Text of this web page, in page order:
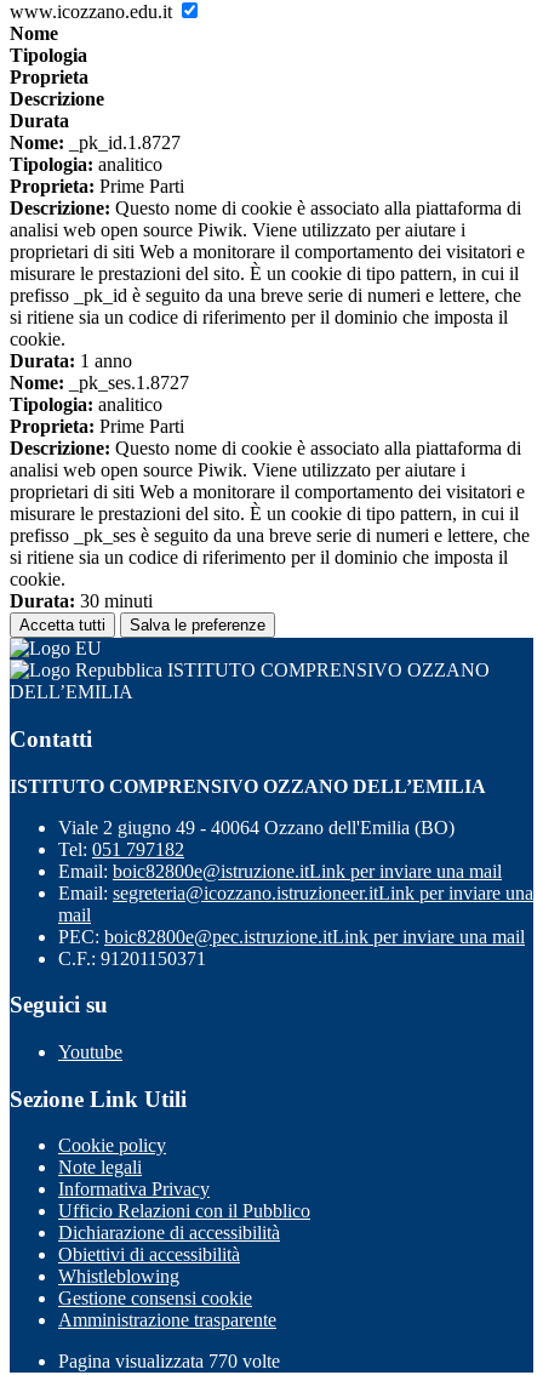
www.icozzano.edu.it
Nome
Tipologia
Proprieta
Descrizione
Durata
Nome: _pk_id.1.8727
Tipologia: analitico
Proprieta: Prime Parti
Descrizione: Questo nome di cookie è associato alla piattaforma di
analisi web open source Piwik. Viene utilizzato per aiutare i
proprietari di siti Web a monitorare il comportamento dei visitatori e
misurare le prestazioni del sito. È un cookie di tipo pattern, in cui il
prefisso _pk_id è seguito da una breve serie di numeri e lettere, che
si ritiene sia un codice di riferimento per il dominio che imposta il
cookie.
Durata: 1 anno
Nome: _pk_ses.1.8727
Tipologia: analitico
Proprieta: Prime Parti
Descrizione: Questo nome di cookie è associato alla piattaforma di
analisi web open source Piwik. Viene utilizzato per aiutare i
proprietari di siti Web a monitorare il comportamento dei visitatori e
misurare le prestazioni del sito. È un cookie di tipo pattern, in cui il
prefisso _pk_ses è seguito da una breve serie di numeri e lettere, che
si ritiene sia un codice di riferimento per il dominio che imposta il
cookie.
Durata: 30 minuti
Accetta tutti Salva le preferenze
ISTITUTO COMPRENSIVO OZZANO
DELL’EMILIA
Contatti
ISTITUTO COMPRENSIVO OZZANO DELL’EMILIA
Viale 2 giugno 49 - 40064 Ozzano dell'Emilia (BO)
Tel: 051 797182
Email: boic82800e@istruzione.itLink per inviare una mail
Email: segreteria@icozzano.istruzioneer.itLink per inviare una
mail
PEC: boic82800e@pec.istruzione.itLink per inviare una mail
C.F.: 91201150371
Seguici su
Youtube
Sezione Link Utili
Cookie policy
Note legali
Informativa Privacy
Ufficio Relazioni con il Pubblico
Dichiarazione di accessibilità
Obiettivi di accessibilità
Whistleblowing
Gestione consensi cookie
Amministrazione trasparente
Pagina visualizzata 770 volte